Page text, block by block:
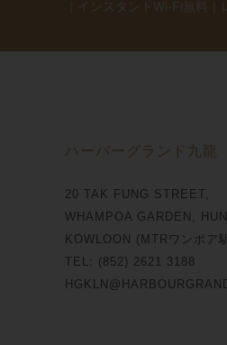
ハーバーグランド九龍
20 TAK FUNG STREET,
WHAMPOA GARDEN,
KOWLOON (MTRワンポア
TEL: (852) 2621 3188